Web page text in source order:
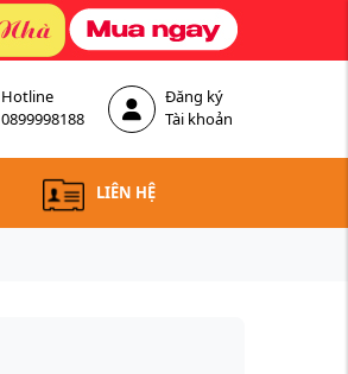
Đăng ký
Tài khoản
Hotline
0899998188
LIÊN HỆ